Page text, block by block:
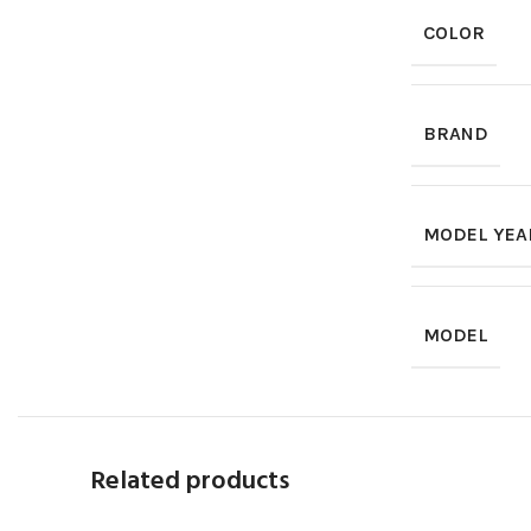
COLOR
BRAND
MODEL
MODEL
Related products